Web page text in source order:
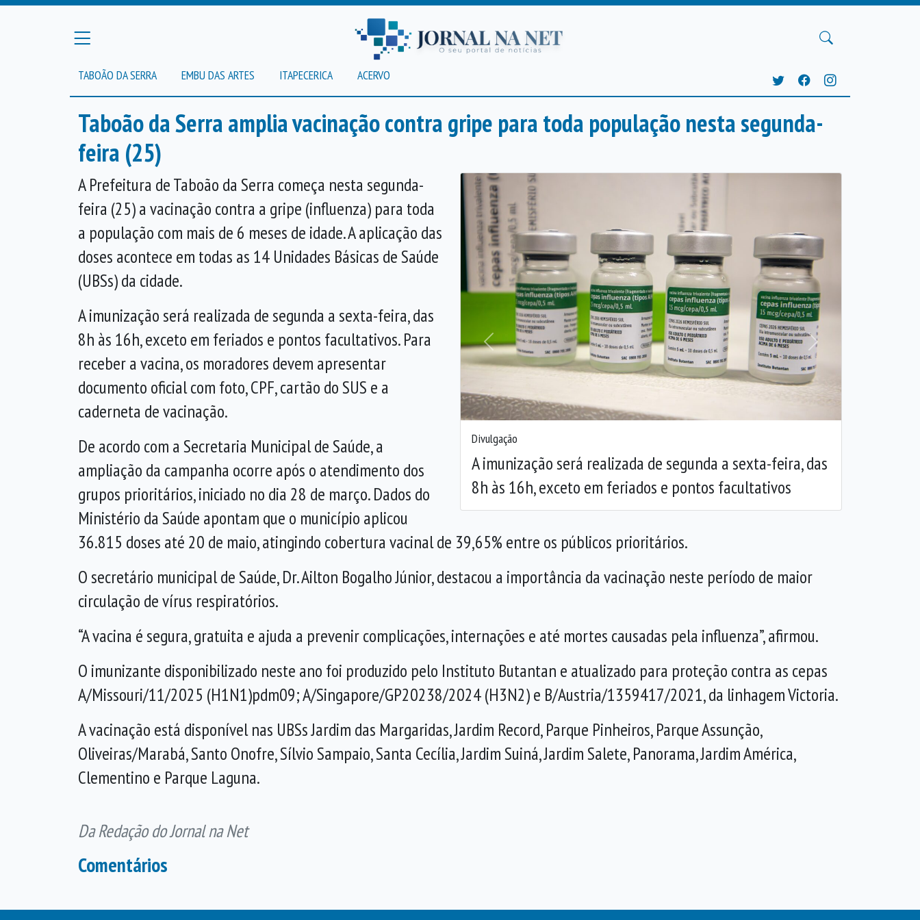
TABOÃO DA SERRA EMBU DAS ARTES ITAPECERICA ACERVO
Taboão da Serra amplia vacinação contra gripe para toda população nesta segunda-
feira (25)
Divulgação
A imunização será realizada de segunda a sexta-feira, das
8h às 16h, exceto em feriados e pontos facultativos
Anterior Próxima
A Prefeitura de Taboão da Serra começa nesta segunda-
feira (25) a vacinação contra a gripe (influenza) para toda
a população com mais de 6 meses de idade. A aplicação das
doses acontece em todas as 14 Unidades Básicas de Saúde
(UBSs) da cidade.
A imunização será realizada de segunda a sexta-feira, das
8h às 16h, exceto em feriados e pontos facultativos. Para
receber a vacina, os moradores devem apresentar
documento oficial com foto, CPF, cartão do SUS e a
caderneta de vacinação.
De acordo com a Secretaria Municipal de Saúde, a
ampliação da campanha ocorre após o atendimento dos
grupos prioritários, iniciado no dia 28 de março. Dados do
Ministério da Saúde apontam que o município aplicou
36.815 doses até 20 de maio, atingindo cobertura vacinal de 39,65% entre os públicos prioritários.
O secretário municipal de Saúde, Dr. Ailton Bogalho Júnior, destacou a importância da vacinação neste período de maior
circulação de vírus respiratórios.
“A vacina é segura, gratuita e ajuda a prevenir complicações, internações e até mortes causadas pela influenza”, afirmou.
O imunizante disponibilizado neste ano foi produzido pelo Instituto Butantan e atualizado para proteção contra as cepas
A/Missouri/11/2025 (H1N1)pdm09; A/Singapore/GP20238/2024 (H3N2) e B/Austria/1359417/2021, da linhagem Victoria.
A vacinação está disponível nas UBSs Jardim das Margaridas, Jardim Record, Parque Pinheiros, Parque Assunção,
Oliveiras/Marabá, Santo Onofre, Sílvio Sampaio, Santa Cecília, Jardim Suiná, Jardim Salete, Panorama, Jardim América,
Clementino e Parque Laguna.
Da Redação do Jornal na Net
Comentários